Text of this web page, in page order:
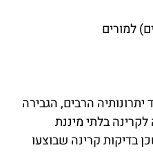
למורים
הרבים, הגבירה
בלתי מיננת
בדיקות קרינה שבוצעו